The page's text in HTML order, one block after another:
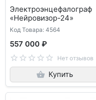
Электроэнцефалограф
«Нейровизор-24»
Код Товара: 4564
557 000 ₽
Нет отзывов
Купить